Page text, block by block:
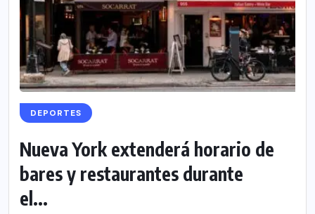
DEPORTES
Nueva York extenderá horario de
bares y restaurantes durante
el...